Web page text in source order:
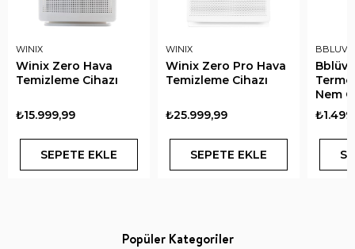
WINIX
Winix Zero Hava
Temizleme Cihazı
₺15.999,99
SEPETE EKLE
WINIX
Winix Zero Pro Hava
Temizleme Cihazı
₺25.999,99
SEPETE EKLE
BBLUV
Bblüv
Nem
Popüler Kategoriler